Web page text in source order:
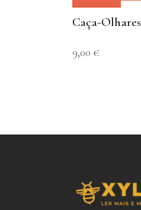
Caça-Olhares
9,00 €